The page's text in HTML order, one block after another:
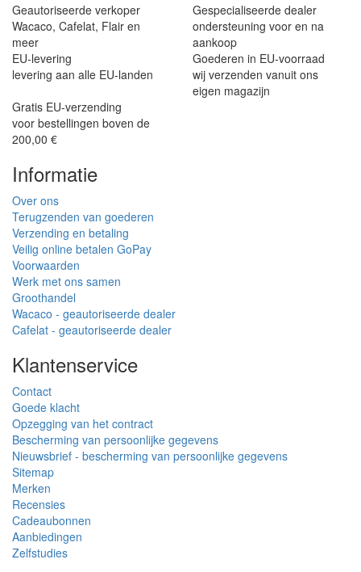
Geautoriseerde verkoper
Wacaco, Cafelat, Flair en
meer
Gespecialiseerde dealer
ondersteuning voor en na
aankoop
EU-levering
levering aan alle EU-landen
Goederen in EU-voorraad
wij verzenden vanuit ons
eigen magazijn
Gratis EU-verzending
voor bestellingen boven de
200,00 €
Informatie
Over ons
Terugzenden van goederen
Verzending en betaling
Veilig online betalen GoPay
Voorwaarden
Werk met ons samen
Groothandel
Wacaco - geautoriseerde dealer
Cafelat - geautoriseerde dealer
Klantenservice
Contact
Goede klacht
Opzegging van het contract
Bescherming van persoonlijke gegevens
Nieuwsbrief - bescherming van persoonlijke gegevens
Sitemap
Merken
Recensies
Cadeaubonnen
Aanbiedingen
Zelfstudies